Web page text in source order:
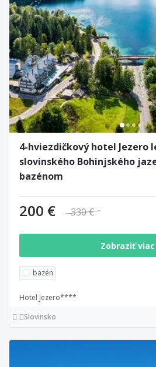
4-hviezdičkový hotel Jezero
slovinského Bohinjského
bazénom
200 € 330 €
Zobraziť viac
bazén
Hotel Jezero****
Slovinsko